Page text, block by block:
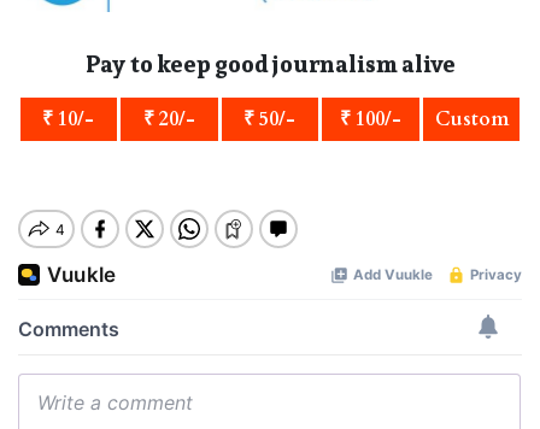
Pay to keep good journalism alive
₹ 10/- ₹ 20/- ₹ 50/- ₹ 100/- Custom